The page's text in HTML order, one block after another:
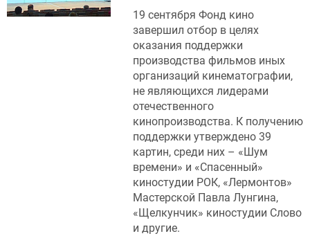
19 сентября Фонд кино
завершил отбор в целях
оказания поддержки
производства фильмов иных
организаций кинематографии,
не являющихся лидерами
отечественного
кинопроизводства. К получению
поддержки утверждено 39
картин, среди них – «Шум
времени» и «Спасенный»
киностудии РОК, «Лермонтов»
Мастерской Павла Лунгина,
«Щелкунчик» киностудии Слово
и другие.